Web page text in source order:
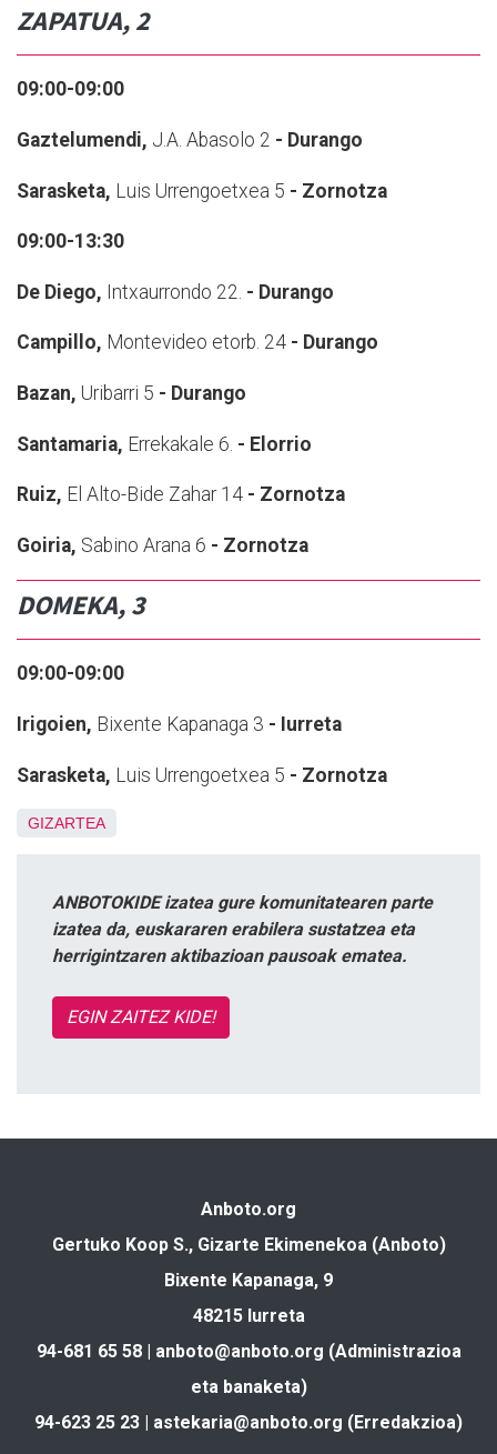
ZAPATUA, 2
09:00-09:00
Gaztelumendi, J.A. Abasolo 2 - Durango
Sarasketa, Luis Urrengoetxea 5 - Zornotza
09:00-13:30
De Diego, Intxaurrondo 22. - Durango
Campillo, Montevideo etorb. 24 - Durango
Bazan, Uribarri 5 - Durango
Santamaria, Errekakale 6. - Elorrio
Ruiz, El Alto-Bide Zahar 14 - Zornotza
Goiria, Sabino Arana 6 - Zornotza
DOMEKA, 3
09:00-09:00
Irigoien, Bixente Kapanaga 3 - Iurreta
Sarasketa, Luis Urrengoetxea 5 - Zornotza
GIZARTEA
ANBOTOKIDE izatea gure komunitatearen parte
izatea da, euskararen erabilera sustatzea eta
herrigintzaren aktibazioan pausoak ematea.
EGIN ZAITEZ KIDE!
Anboto.org
Gertuko Koop S., Gizarte Ekimenekoa (Anboto)
Bixente Kapanaga, 9
48215 Iurreta
94-681 65 58 | anboto@anboto.org (Administrazioa
eta banaketa)
94-623 25 23 | astekaria@anboto.org (Erredakzioa)